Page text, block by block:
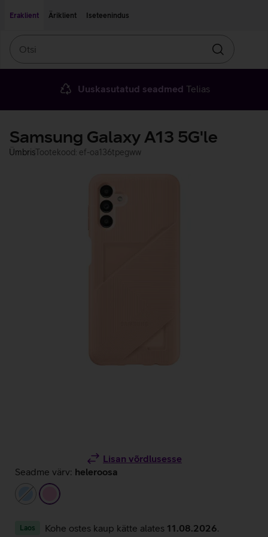
Eraklient
Äriklient Iseteenindus
Otsin
Uuskasutatud seadmed Telias
Samsung Galaxy A13 5G'le
ÜmbrisTootekood: ef-oa136tpegww
Lisan võrdlusesse
Seadme värv: heleroosa
helesinineheleroosa
Laos Kohe ostes kaup kätte alates 11.08.2026